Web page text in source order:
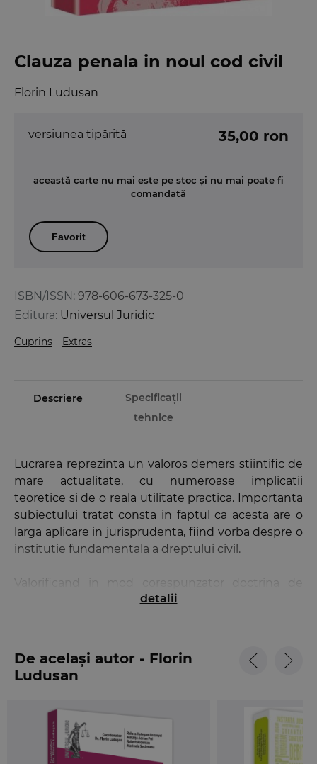
Clauza penala in noul cod civil
Florin Ludusan
ISBN/ISSN: 978-606-673-325-0
Editura: Universul Juridic
Cuprins Extras
versiunea tipărită 35,00 ron
această carte nu mai este pe stoc și nu mai poate fi
comandată
Favorit
Descriere
Specificații
tehnice
Lucrarea reprezinta un valoros demers stiintific de
mare actualitate, cu numeroase implicatii
teoretice si de o reala utilitate practica. Importanta
subiectului tratat consta in faptul ca acesta are o
larga aplicare in jurisprudenta, fiind vorba despre o
institutie fundamentala a dreptului civil.
Valorificand in mod corespunzator doctrina de
specialitate si solutiile jurisprudentiale, demersul
si forma de prezentare a acestora, lucrarea fiind
corect sistematizata si structurata pentru a acoperi
In concluzie, apreciem faptul ca prin tematica si,
mai cu seama, prin continutul de idei exprimate,
lucrarea reprezinta o contributie importanta la
dezvoltarea stiintifica a domeniului tratat,
detalii
De același autor - Florin
Ludusan